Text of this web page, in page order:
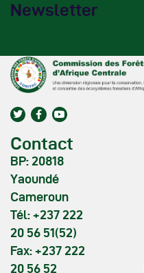
Newsletter
Contact
BP: 20818
Yaoundé
Cameroun
Tél: +237 222
20 56 51(52)
Fax: +237 222
20 56 52